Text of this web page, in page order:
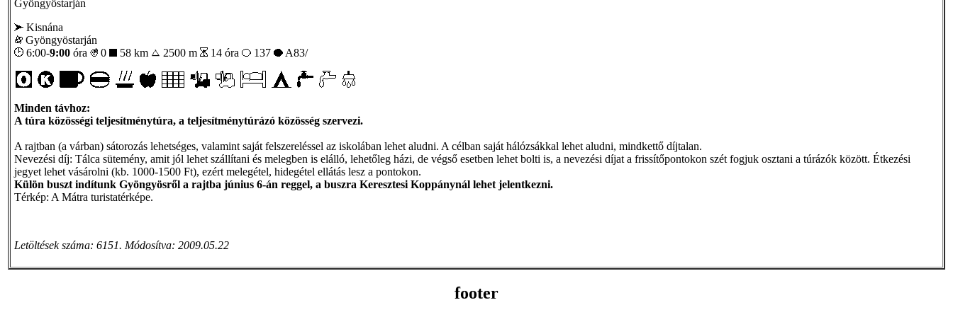
Gyöngyöstarján
Kisnána
Gyöngyöstarján
6:00-9:00 óra 0 58 km 2500 m 14 óra 137 A83/
Minden távhoz:
A túra közösségi teljesítménytúra, a teljesítménytúrázó közösség szervezi.
A rajtban (a várban) sátorozás lehetséges, valamint saját felszereléssel az iskolában lehet aludni. A célban saját hálózsákkal lehet aludni, mindkettő díjtalan.
Nevezési díj: Tálca sütemény, amit jól lehet szállítani és melegben is elálló, lehetőleg házi, de végső esetben lehet bolti is, a nevezési díjat a frissítőpontokon szét fogjuk osztani a túrázók között. Étkezési
jegyet lehet vásárolni (kb. 1000-1500 Ft), ezért melegétel, hidegétel ellátás lesz a pontokon.
Külön buszt indítunk Gyöngyösről a rajtba június 6-án reggel, a buszra Keresztesi Koppánynál lehet jelentkezni.
Térkép: A Mátra turistatérképe.
Letöltések száma: 6151. Módosítva: 2009.05.22
footer